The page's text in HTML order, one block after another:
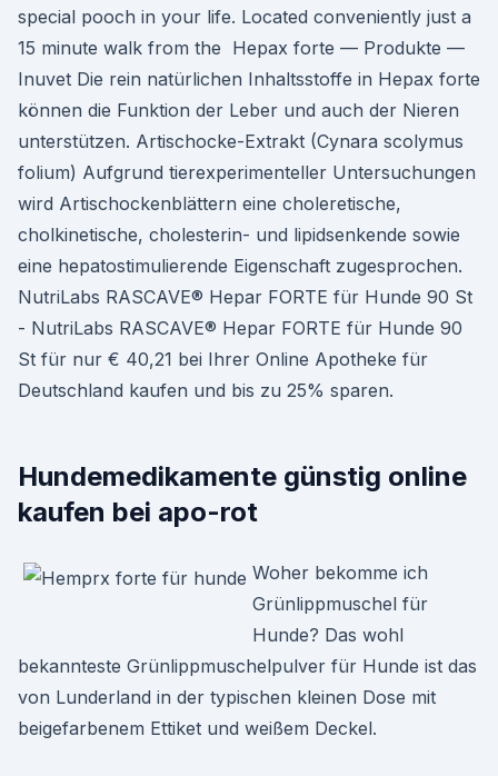
special pooch in your life. Located conveniently just a
15 minute walk from the Hepax forte — Produkte —
Inuvet Die rein natürlichen Inhaltsstoffe in Hepax forte
können die Funktion der Leber und auch der Nieren
unterstützen. Artischocke-Extrakt (Cynara scolymus
folium) Aufgrund tierexperimenteller Untersuchungen
wird Artischockenblättern eine choleretische,
cholkinetische, cholesterin- und lipidsenkende sowie
eine hepatostimulierende Eigenschaft zugesprochen.
NutriLabs RASCAVE® Hepar FORTE für Hunde 90 St
- NutriLabs RASCAVE® Hepar FORTE für Hunde 90
St für nur € 40,21 bei Ihrer Online Apotheke für
Deutschland kaufen und bis zu 25% sparen.
Hundemedikamente günstig online
kaufen bei apo-rot
Woher bekomme ich
Grünlippmuschel für
Hunde? Das wohl
bekannteste Grünlippmuschelpulver für Hunde ist das
von Lunderland in der typischen kleinen Dose mit
beigefarbenem Ettiket und weißem Deckel.